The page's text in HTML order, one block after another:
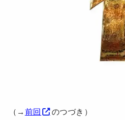
（→ 前回 のつづき）